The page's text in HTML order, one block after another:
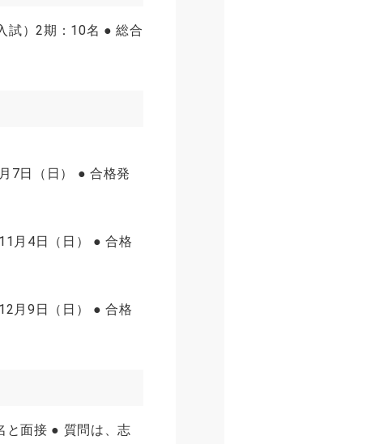
試）2期：10名 ● 総合
7日（日） ● 合格発
月4日（日） ● 合格
月9日（日） ● 合格
と面接 ● 質問は、志